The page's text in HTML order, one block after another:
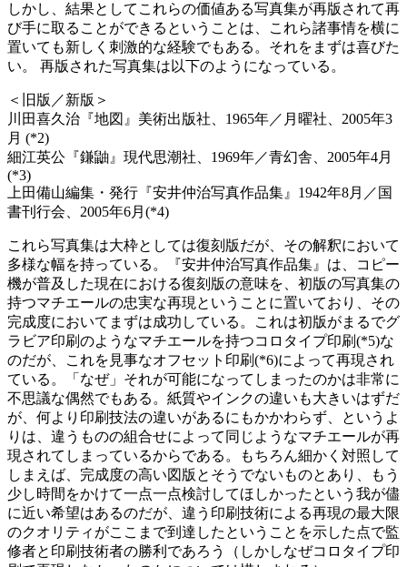
しかし、結果としてこれらの価値ある写真集が再版されて再
び手に取ることができるということは、これら諸事情を横に
置いても新しく刺激的な経験でもある。それをまずは喜びた
い。 再版された写真集は以下のようになっている。
＜旧版／新版＞
川田喜久治『地図』美術出版社、1965年／月曜社、2005年3
月 (*2)
細江英公『鎌鼬』現代思潮社、1969年／青幻舎、2005年4月
(*3)
上田備山編集・発行『安井仲治写真作品集』1942年8月／国
書刊行会、2005年6月(*4)
これら写真集は大枠としては復刻版だが、その解釈において
多様な幅を持っている。『安井仲治写真作品集』は、コピー
機が普及した現在における復刻版の意味を、初版の写真集の
持つマチエールの忠実な再現ということに置いており、その
完成度においてまずは成功している。これは初版がまるでグ
ラビア印刷のようなマチエールを持つコロタイプ印刷(*5)な
のだが、これを見事なオフセット印刷(*6)によって再現され
ている。「なぜ」それが可能になってしまったのかは非常に
不思議な偶然でもある。紙質やインクの違いも大きいはずだ
が、何より印刷技法の違いがあるにもかかわらず、というよ
りは、違うものの組合せによって同じようなマチエールが再
現されてしまっているからである。もちろん細かく対照して
しまえば、完成度の高い図版とそうでないものとあり、もう
少し時間をかけて一点一点検討してほしかったという我が儘
に近い希望はあるのだが、違う印刷技術による再現の最大限
のクオリティがここまで到達したということを示した点で監
修者と印刷技術者の勝利であろう（しかしなぜコロタイプ印